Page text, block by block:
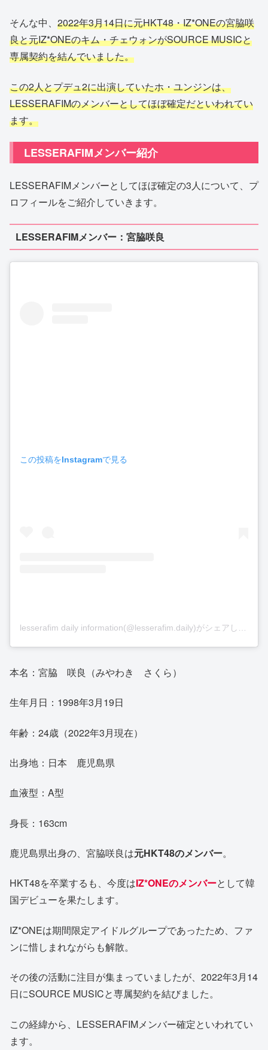
そんな中、 2022年3月14日に元HKT48・IZ*ONEの宮脇咲
良と元IZ*ONEのキム・チェウォンがSOURCE MUSICと
専属契約を結んでいました。
この2人とプデュ2に出演していたホ・ユンジンは、
LESSERAFIMのメンバーとしてほぼ確定だといわれてい
ます。
LESSERAFIMメンバー紹介
LESSERAFIMメンバーとしてほぼ確定の3人について、プ
ロフィールをご紹介していきます。
LESSERAFIMメンバー：宮脇咲良
この投稿をInstagramで見る
本名：宮脇 咲良（みやわき さくら）
生年月日：1998年3月19日
年齢：24歳（2022年3月現在）
出身地：日本 鹿児島県
血液型：A型
身長：163cm
鹿児島県出身の、宮脇咲良は元HKT48のメンバー。
HKT48を卒業するも、今度はIZ*ONEのメンバーとして韓
国デビューを果たします。
IZ*ONEは期間限定アイドルグループであったため、ファ
ンに惜しまれながらも解散。
その後の活動に注目が集まっていましたが、2022年3月14
日にSOURCE MUSICと専属契約を結びました。
この経緯から、LESSERAFIMメンバー確定といわれてい
ます。